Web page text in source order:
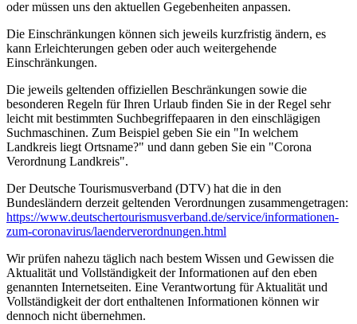
oder müssen uns den aktuellen Gegebenheiten anpassen.
Die Einschränkungen können sich jeweils kurzfristig ändern, es
kann Erleichterungen geben oder auch weitergehende
Einschränkungen.
Die jeweils geltenden offiziellen Beschränkungen sowie die
besonderen Regeln für Ihren Urlaub finden Sie in der Regel sehr
leicht mit bestimmten Suchbegriffepaaren in den einschlägigen
Suchmaschinen. Zum Beispiel geben Sie ein "In welchem
Landkreis liegt Ortsname?" und dann geben Sie ein "Corona
Verordnung Landkreis".
Der Deutsche Tourismusverband (DTV) hat die in den
Bundesländern derzeit geltenden Verordnungen zusammengetragen:
https://www.deutscher­tourismusverband.de/­service/­informationen-
zum-coronavirus/­laenderverordnungen.html
Wir prüfen nahezu täglich nach bestem Wissen und Gewissen die
Aktualität und Vollständigkeit der Informationen auf den eben
genannten Internetseiten. Eine Verantwortung für Aktualität und
Vollständigkeit der dort enthaltenen Informationen können wir
dennoch nicht übernehmen.